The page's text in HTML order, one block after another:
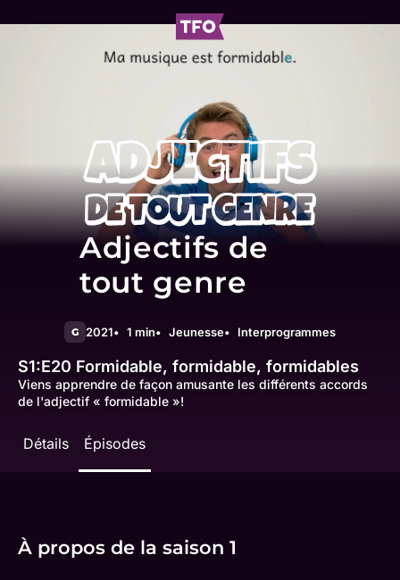
Adjectifs de
tout genre
G 2021 1 min Jeunesse Interprogrammes
S1:E20 Formidable, formidable, formidables
Viens apprendre de façon amusante les différents accords
de l'adjectif « formidable »!
Détails Épisodes
À propos de la saison 1